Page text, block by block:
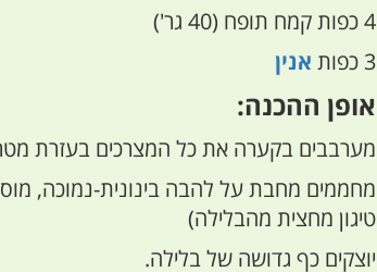
4 כפות קמח תופח (40 גר')
3 כפות
אנין
אופן ההכנה:
מערבבים בקערה את כל המצרכים בעזרת
טיגון מחצית מהבלילה)
יוצקים כף גדושה של בלילה.